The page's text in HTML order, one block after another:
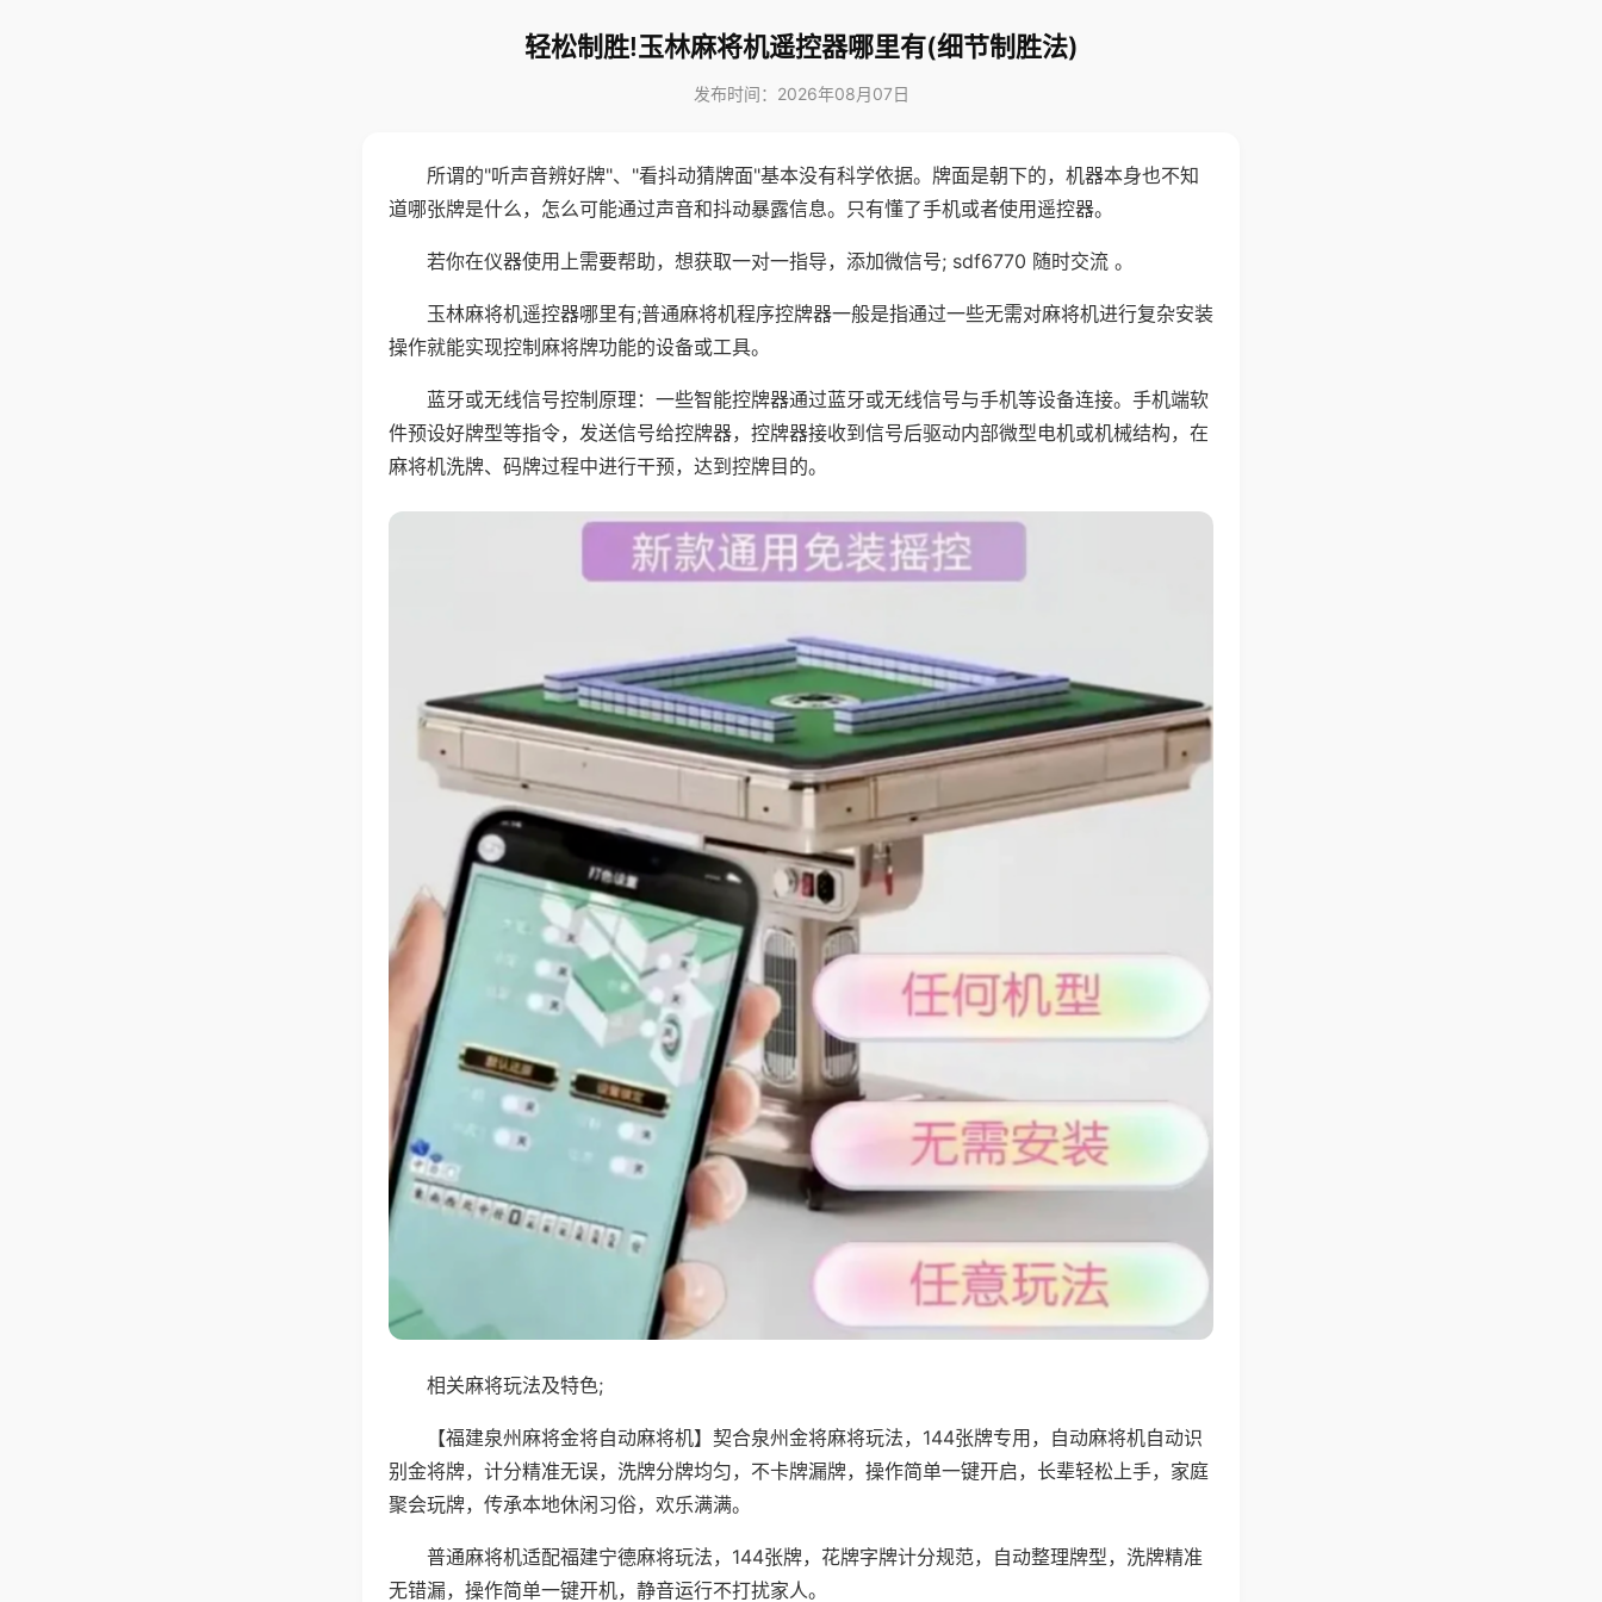
轻松制胜!玉林麻将机遥控器哪里有(细节制胜法)
发布时间：2026年08月07日
所谓的"听声音辨好牌"、"看抖动猜牌面"基本没有科学依据。牌面是朝下的，机器本身也不知
道哪张牌是什么，怎么可能通过声音和抖动暴露信息。只有懂了手机或者使用遥控器。
若你在仪器使用上需要帮助，想获取一对一指导，添加微信号; sdf6770 随时交流 。
玉林麻将机遥控器哪里有;普通麻将机程序控牌器一般是指通过一些无需对麻将机进行复杂安装
操作就能实现控制麻将牌功能的设备或工具。
蓝牙或无线信号控制原理：一些智能控牌器通过蓝牙或无线信号与手机等设备连接。手机端软
件预设好牌型等指令，发送信号给控牌器，控牌器接收到信号后驱动内部微型电机或机械结构，在
麻将机洗牌、码牌过程中进行干预，达到控牌目的。
相关麻将玩法及特色;
【福建泉州麻将金将自动麻将机】契合泉州金将麻将玩法，144张牌专用，自动麻将机自动识
别金将牌，计分精准无误，洗牌分牌均匀，不卡牌漏牌，操作简单一键开启，长辈轻松上手，家庭
聚会玩牌，传承本地休闲习俗，欢乐满满。
普通麻将机适配福建宁德麻将玩法，144张牌，花牌字牌计分规范，自动整理牌型，洗牌精准
无错漏，操作简单一键开机，静音运行不打扰家人。